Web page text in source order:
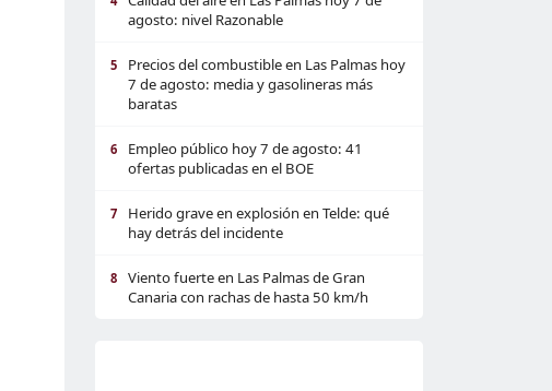
agosto: nivel Razonable
5
Precios del combustible en Las Palmas hoy
7 de agosto: media y gasolineras más
baratas
6
Empleo público hoy 7 de agosto: 41
ofertas publicadas en el BOE
7
Herido grave en explosión en Telde: qué
hay detrás del incidente
8
Viento fuerte en Las Palmas de Gran
Canaria con rachas de hasta 50 km/h